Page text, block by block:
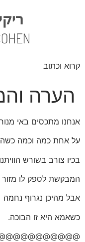
קרוא וכתוב
הערה
אנחנו מתכסים באי
על אחת כמה וכמה
בכיו צורב בשורש הוויתנו
המבקשת לספק לו מזור
אבל מהיכן נגרוף נחמה
כשאמא היא זו הבוכה.